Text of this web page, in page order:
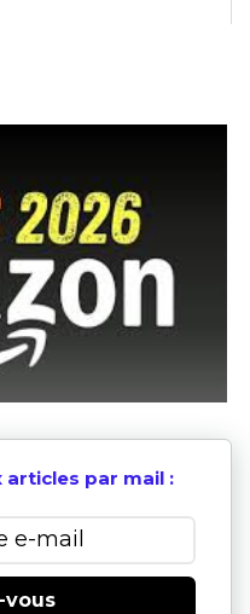
articles par mail :
vous